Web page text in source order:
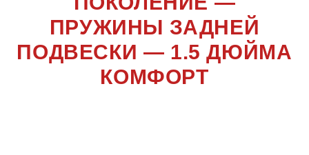
ПРУЖИНЫ ЗАДНЕЙ
ПОДВЕСКИ — 1.5 ДЮЙМА
КОМФОРТ